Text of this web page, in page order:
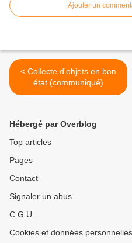
Ajouter un
< Collecte d'objets en bon
état (communiqué)
Hébergé par Overblog
Top articles
Pages
Contact
Signaler un abus
C.G.U.
Cookies et données personnelles